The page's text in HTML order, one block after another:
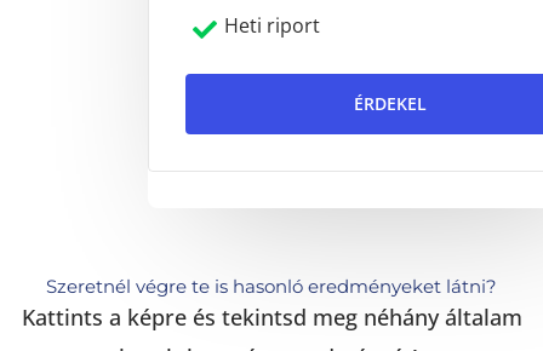
Heti riport
ÉRDEKEL
Szeretnél végre te is hasonló eredményeket látni?
Kattints a képre és tekintsd meg néhány általam